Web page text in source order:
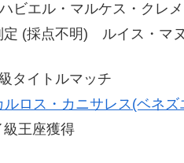
エル・マルケス・クレメ
(採点不明) ルイス・マ
タイトルマッチ
ルロス・カニサレス(ベネズ
王座獲得